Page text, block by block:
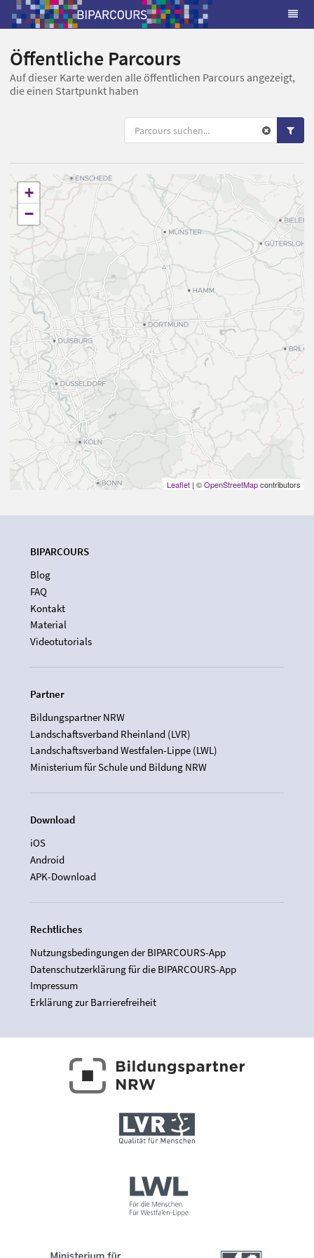
Öffentliche Parcours
Auf dieser Karte werden alle öffentlichen Parcours angezeigt,
die einen Startpunkt haben
+
−
Leaflet | ©OpenStreetMapcontributors
BIPARCOURS
Blog
FAQ
Kontakt
Material
Videotutorials
Partner
Bildungspartner NRW
Landschaftsverband Rheinland (LVR)
Landschaftsverband Westfalen-Lippe (LWL)
Ministerium für Schule und Bildung NRW
Download
iOS
Android
APK-Download
Rechtliches
Nutzungsbedingungen der BIPARCOURS-App
Datenschutzerklärung für die BIPARCOURS-App
Impressum
Erklärung zur Barrierefreiheit